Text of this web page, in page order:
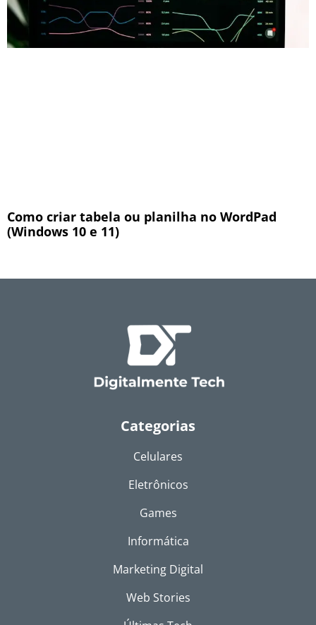
Como criar tabela ou planilha no WordPad
(Windows 10 e 11)
Categorias
Celulares
Eletrônicos
Games
Informática
Marketing Digital
Web Stories